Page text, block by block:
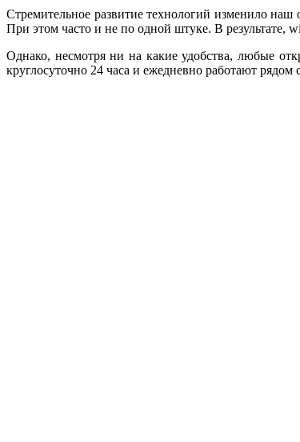
Стремительное развитие технологий изменило наш
При этом часто и не по одной штуке. В результате,
Однако, несмотря ни на какие удобства, любые
круглосуточно 24 часа и ежедневно работают